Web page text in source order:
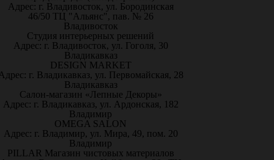
Адрес: г. Владивосток, ул. Бородинская
46/50 ТЦ "Альянс", пав. № 26
Владивосток
Студия интерьерных решений
Адрес: г. Владивосток, ул. Гоголя, 30
Владикавказ
DESIGN MARKET
г. Владикавказ, ул. Первомайская, 28
Владикавказ
Салон-магазин «Лепные Декоры»
Адрес: г. Владикавказ, ул. Ардонская, 182
Владимир
OMEGA SALON
Адрес: г. Владимир, ул. Мира, 49, пом. 20
Владимир
PILLAR Магазин чистовых материалов